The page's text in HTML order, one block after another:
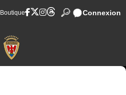
Boutique Connexion